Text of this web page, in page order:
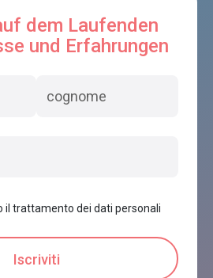
dem Laufenden
und Erfahrungen
il trattamento dei dati personali